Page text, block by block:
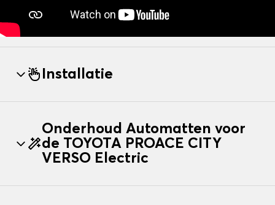
Installatie
Onderhoud Automatten voor
de TOYOTA PROACE CITY
VERSO Electric